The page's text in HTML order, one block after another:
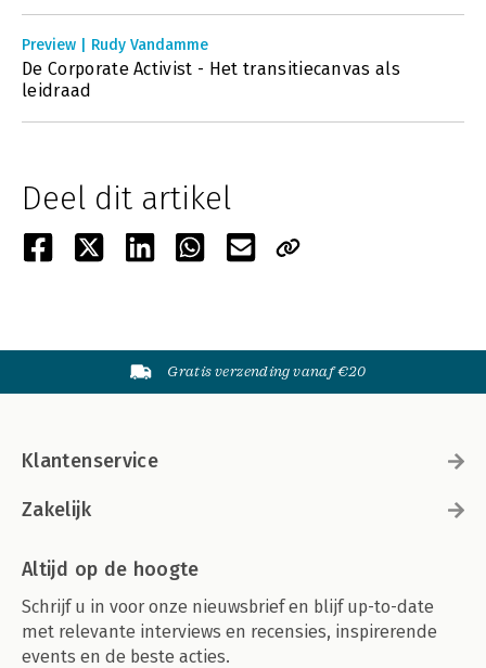
Preview | Rudy Vandamme
De Corporate Activist - Het transitiecanvas als
leidraad
Deel dit artikel
Gratis verzending vanaf €20
Klantenservice
Zakelijk
Altijd op de hoogte
Schrijf u in voor onze nieuwsbrief en blijf up-to-date
met relevante interviews en recensies, inspirerende
events en de beste acties.